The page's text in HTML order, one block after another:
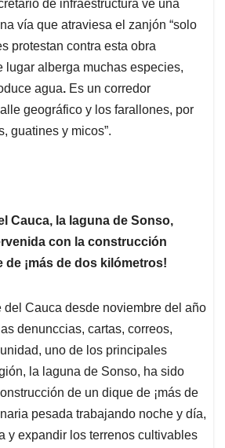
de infraestructura ve una
vía que atraviesa el zanjón “solo
protestan contra esta obra
lugar alberga muchas especies,
agua. Es un corredor
geográfico y los farallones, por
guatines y micos”.
Cauca, la laguna de Sonso,
con la construcción
de ¡más de dos kilómetros!
del Cauca desde noviembre del año
denunccias, cartas, correos,
uno de los principales
la laguna de Sonso, ha sido
de un dique de ¡más de
pesada trabajando noche y día,
y expandir los terrenos cultivables